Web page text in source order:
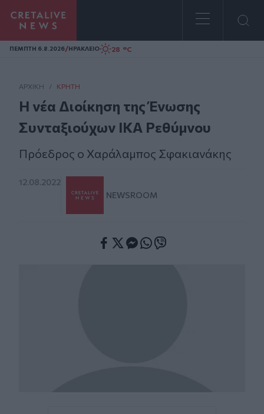
Homepage
ΠΕΜΠΤΗ 6.8.2026/ΗΡΑΚΛΕΙΟ 28 °C
ΑΡΧΙΚΗ / ΚΡΉΤΗ
Η νέα Διοίκηση της Ένωσης
Συνταξιούχων ΙΚΑ Ρεθύμνου
Πρόεδρος ο Χαράλαμπος Σφακιανάκης
12.08.2022
NEWSROOM